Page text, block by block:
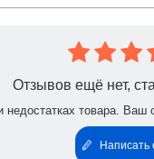
Отзывов ещё нет,
товара.
Написать